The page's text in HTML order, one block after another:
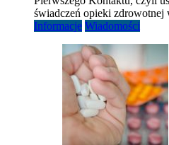
świadczeń opieki zdrowotnej
Informacje Wiadomości